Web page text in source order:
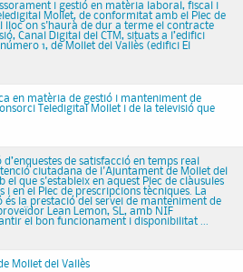
i gestió en matèria laboral, fiscal i
Mollet, de conformitat amb el Plec de
lloc on s'haurà de dur a terme el contracte
Canal Digital del CTM, situats a l’edifici
1, de Mollet del Vallès (edifici El
en matèria de gestió i manteniment de
Teledigital Mollet i de la televisió que
de satisfacció en temps real
ciutadana de l'Ajuntament de Mollet del
que s'estableix en aquest Plec de clàusules
en el Plec de prescripcions tècniques. La
la prestació del servei de manteniment de
Lean Lemon, SL, amb NIF
el bon funcionament i disponibilitat ...
Mollet del Vallès